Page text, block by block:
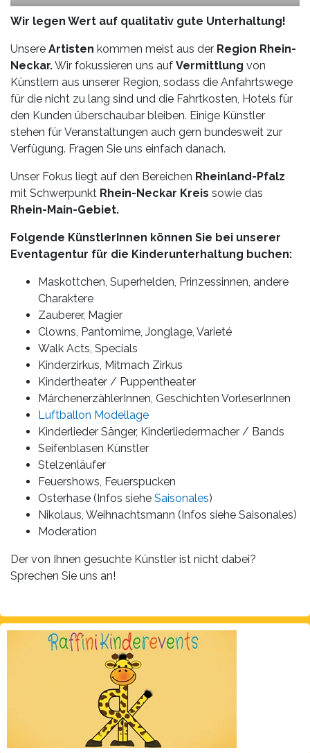
Wir legen Wert auf qualitativ gute Unterhaltung!
Unsere Artisten kommen meist aus der Region Rhein-
Neckar.Wir fokussieren uns auf Vermittlung von
Künstlern aus unserer Region, sodass die Anfahrtswege
für die nicht zu lang sind und die Fahrtkosten, Hotels für
den Kunden überschaubar bleiben. Einige Künstler
stehen für Veranstaltungen auch gern bundesweit zur
Verfügung. Fragen Sie uns einfach danach.
Unser Fokus liegt auf den Bereichen Rheinland-Pfalz
mit Schwerpunkt Rhein-Neckar Kreis sowie das
Rhein-Main-Gebiet.
Folgende KünstlerInnen können Sie bei unserer
Eventagentur für die Kinderunterhaltung buchen:
Maskottchen, Superhelden, Prinzessinnen, andere
Charaktere
Zauberer, Magier
Clowns, Pantomime, Jonglage, Varieté
Walk Acts, Specials
Kinderzirkus, Mitmach Zirkus
Kindertheater / Puppentheater
MärchenerzählerInnen, Geschichten VorleserInnen
Luftballon Modellage
Kinderlieder Sänger, Kinderliedermacher / Bands
Seifenblasen Künstler
Stelzenläufer
Feuershows, Feuerspucken
Osterhase (Infos siehe Saisonales)
Nikolaus, Weihnachtsmann (Infos siehe Saisonales)
Moderation
Der von Ihnen gesuchte Künstler ist nicht dabei?
Sprechen Sie uns an!